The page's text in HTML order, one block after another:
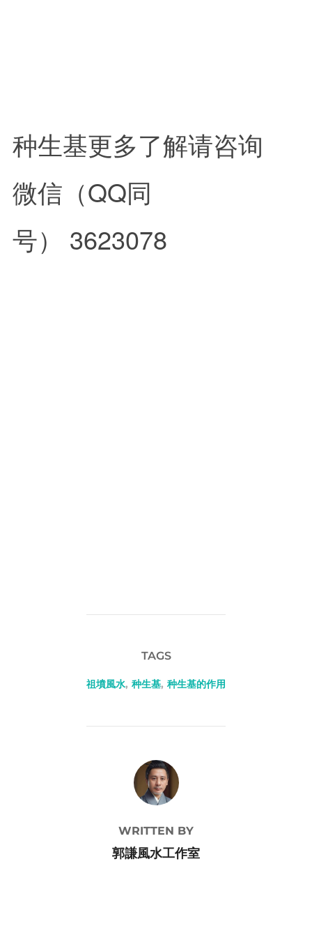
种生基更多了解请咨询
微信（QQ同
号） 3623078
TAGS
祖墳風水, 种生基, 种生基的作用
POST AUTHOR
WRITTEN BY
郭謙風水工作室